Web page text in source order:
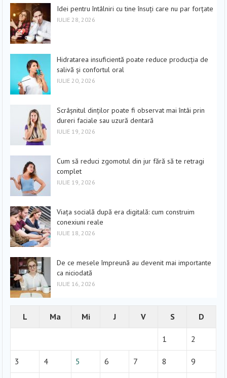
Idei pentru întâlniri cu tine însuți care nu par forțate
IULIE 28, 2026
Hidratarea insuficientă poate reduce producția de
salivă și confortul oral
IULIE 20, 2026
Scrâșnitul dinților poate fi observat mai întâi prin
dureri faciale sau uzură dentară
IULIE 19, 2026
Cum să reduci zgomotul din jur fără să te retragi
complet
IULIE 19, 2026
Viața socială după era digitală: cum construim
conexiuni reale
IULIE 18, 2026
De ce mesele împreună au devenit mai importante
ca niciodată
IULIE 16, 2026
L Ma Mi J V S D
1 2
3 4 5 6 7 8 9